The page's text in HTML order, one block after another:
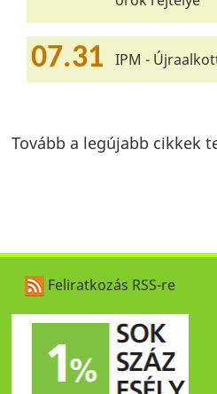
07.31 IPM -
Tovább a legújabb cikkek
Feliratkozás RSS-re